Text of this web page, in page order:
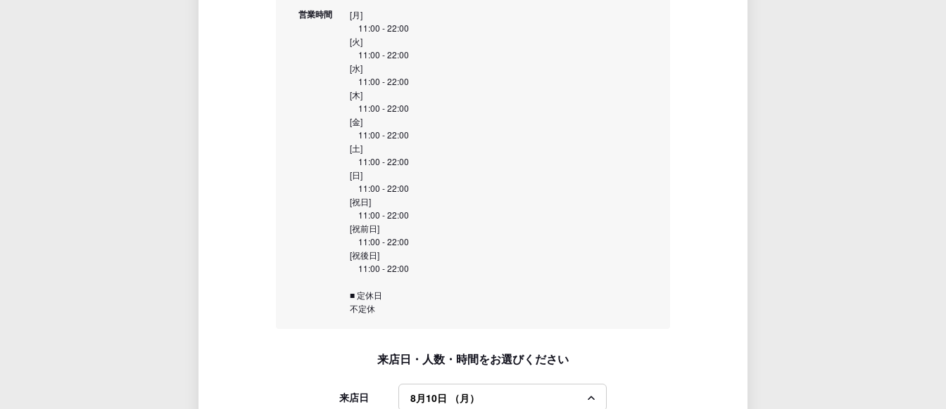
営業時間
[月]
11:00 - 22:00
[火]
11:00 - 22:00
[水]
11:00 - 22:00
[木]
11:00 - 22:00
[金]
11:00 - 22:00
[土]
11:00 - 22:00
[日]
11:00 - 22:00
[祝日]
11:00 - 22:00
[祝前日]
11:00 - 22:00
[祝後日]
11:00 - 22:00
■ 定休日
不定休
来店日・人数・時間をお選びください
来店日 8月10日 （月）